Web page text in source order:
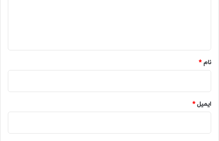
نام*
ایمیل*